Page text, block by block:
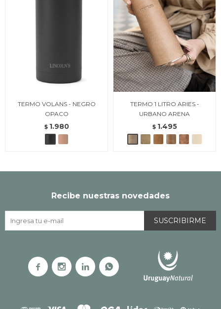
TERMO VOLANS - NEGRO
OPACO
$ 1.980
TERMO 1 LITRO ARIES -
URBANO ARENA
$ 1.495
Recibe nuestras novedades
SUSCRIBIRME
   